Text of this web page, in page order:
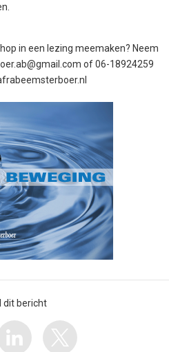
in een lezing meemaken? Neem
of 06-18924259
dit bericht